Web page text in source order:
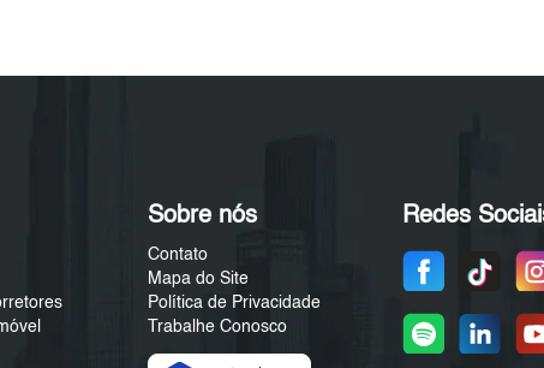
Sobre nós
Contato
Mapa do Site
Política de Privacidade
Trabalhe Conosco
Redes